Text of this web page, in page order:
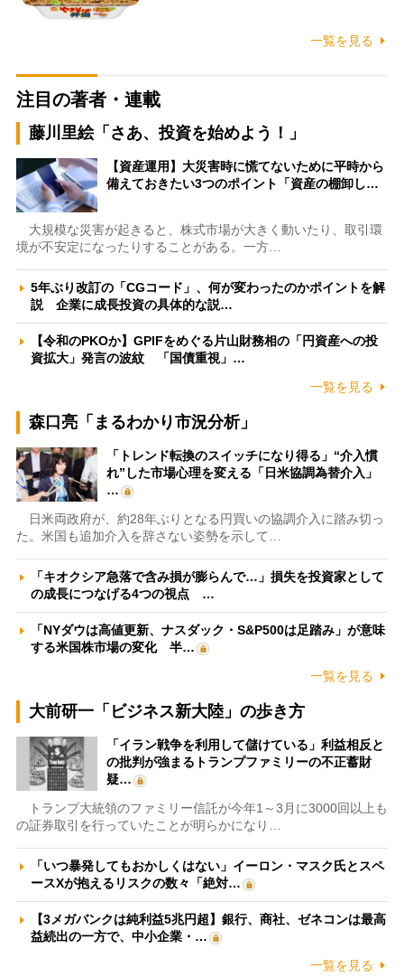
一覧を見る
注目の著者・連載
藤川里絵「さあ、投資を始めよう！」
【資産運用】大災害時に慌てないために平時から
備えておきたい3つのポイント「資産の棚卸し…
大規模な災害が起きると、株式市場が大きく動いたり、取引環
境が不安定になったりすることがある。一方…
5年ぶり改訂の「CGコード」、何が変わったのかポイントを解
説 企業に成長投資の具体的な説…
【令和のPKOか】GPIFをめぐる片山財務相の「円資産への投
資拡大」発言の波紋 「国債重視」…
一覧を見る
森口亮「まるわかり市況分析」
「トレンド転換のスイッチになり得る」“介入慣
れ”した市場心理を変える「日米協調為替介入」
…
日米両政府が、約28年ぶりとなる円買いの協調介入に踏み切っ
た。米国も追加介入を辞さない姿勢を示して…
「キオクシア急落で含み損が膨らんで…」損失を投資家として
の成長につなげる4つの視点 …
「NYダウは高値更新、ナスダック・S&P500は足踏み」が意味
する米国株市場の変化 半…
一覧を見る
大前研一「ビジネス新大陸」の歩き方
「イラン戦争を利用して儲けている」利益相反と
の批判が強まるトランプファミリーの不正蓄財
疑…
トランプ大統領のファミリー信託が今年1～3月に3000回以上も
の証券取引を行っていたことが明らかになり…
「いつ暴発してもおかしくはない」イーロン・マスク氏とスペ
ースXが抱えるリスクの数々「絶対…
【3メガバンクは純利益5兆円超】銀行、商社、ゼネコンは最高
益続出の一方で、中小企業・…
一覧を見る